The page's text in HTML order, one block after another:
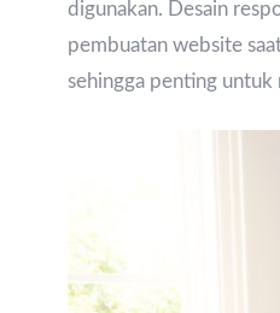
digunakan. Desain
pembuatan website
sehingga penting untuk